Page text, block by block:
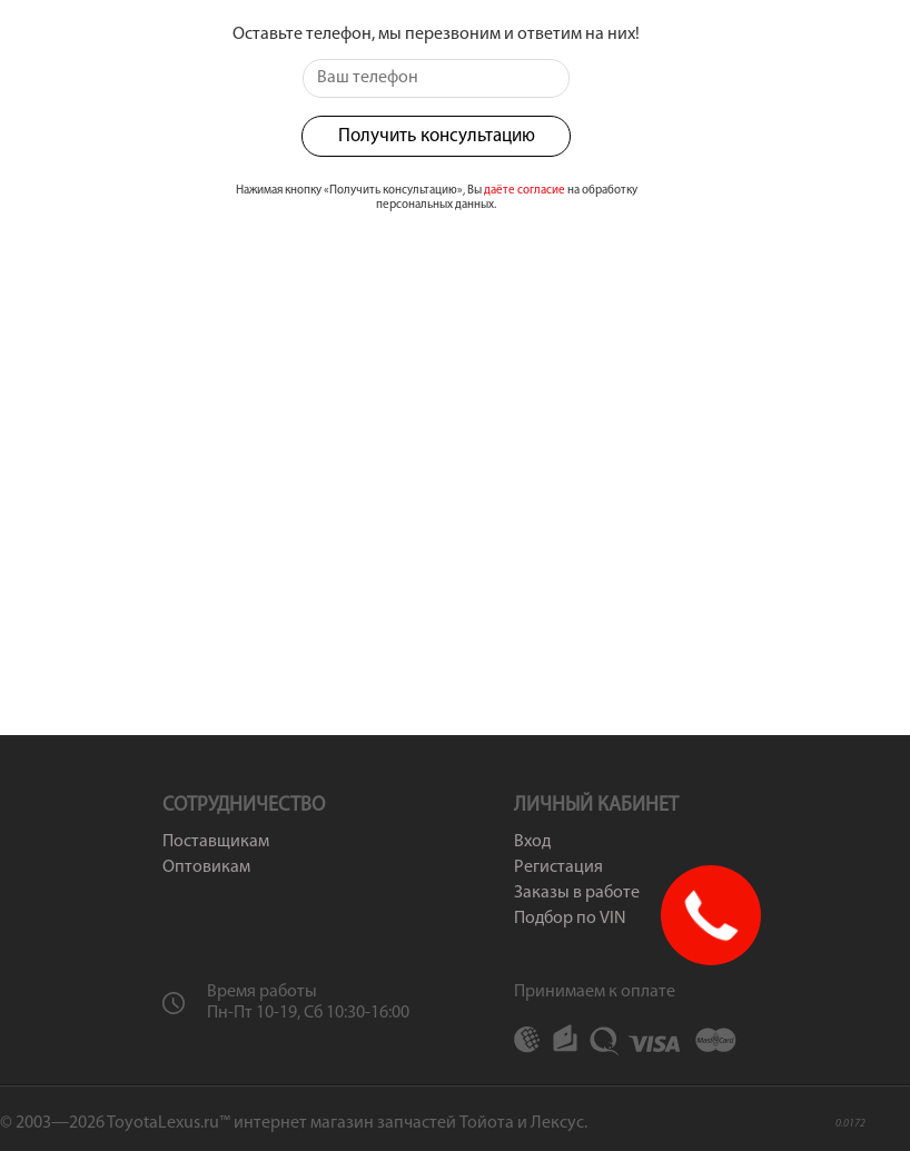
Оставьте телефон, мы перезвоним и ответим на них!
Получить консультацию
Нажимая кнопку «Получить консультацию», Выдаёте согласие на обработку
персональных данных.
СОТРУДНИЧЕСТВО
Поставщикам
Оптовикам
ЛИЧНЫЙ КАБИНЕТ
Вход
Регистация
Заказы в работе
Подбор по VIN
Время работы
Пн-Пт 10-19, Сб 10:30-16:00
Принимаем к оплате
© 2003—2026 ToyotaLexus.ru™ интернет магазин запчастей Тойота и Лексус. 0.0172